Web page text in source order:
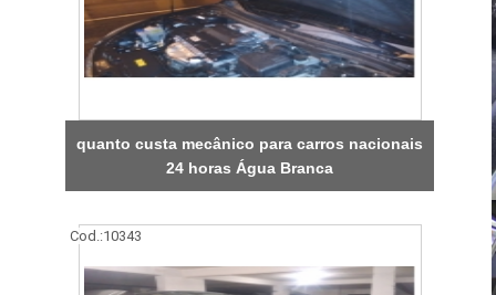
quanto custa mecânico para carros nacionais
24 horas Água Branca
Cod.:10343